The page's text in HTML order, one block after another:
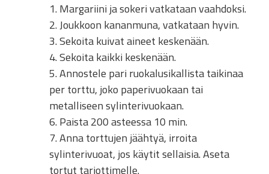
1. Margariini ja sokeri vatkataan vaahdoksi.
2. Joukkoon kananmuna, vatkataan hyvin.
3. Sekoita kuivat aineet keskenään.
4. Sekoita kaikki keskenään.
5. Annostele pari ruokalusikallista taikinaa
per torttu, joko paperivuokaan tai
metalliseen sylinterivuokaan.
6. Paista 200 asteessa 10 min.
7. Anna torttujen jäähtyä, irroita
sylinterivuoat, jos käytit sellaisia. Aseta
tortut tarjottimelle.